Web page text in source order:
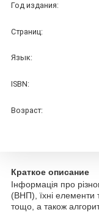
Год издания:
Страниц:
Язык:
ISBN:
Возраст:
Краткое описание
Інформація про
(ВНП), їхні елементи
тощо, а також